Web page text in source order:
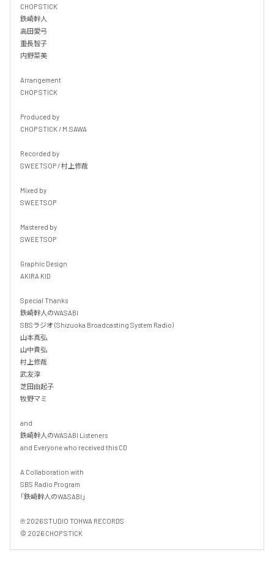
CHOP STICK
鉄崎幹人
高田愛弓
重長智子
内野菜美
Arrangement
CHOP STICK
Produced by
CHOP STICK / M.SAWA
Recorded by
SWEETSOP / 村上修哉
Mixed by
SWEETSOP
Mastered by
SWEETSOP
Graphic Design
AKIRA KID
Special Thanks
鉄崎幹人のWASABI
SBSラジオ (Shizuoka Broadcasting System Radio)
山本真弘
山中貴弘
村上修哉
武友淳
芝田由起子
牧野マミ
and
鉄崎幹人のWASABI Listeners
and Everyone who received this CD
A Collaboration with
SBS Radio Program
「鉄崎幹人のWASABI」
℗ 2026 STUDIO TOHWA RECORDS
© 2026 CHOP STICK